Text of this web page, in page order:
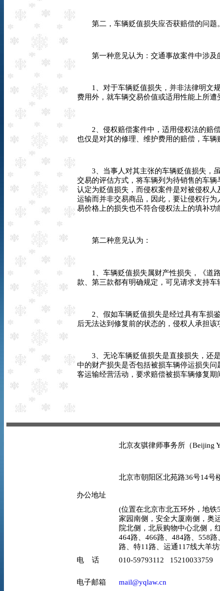
第二，车辆贬值损失应否获赔偿的问题
第一种意见认为：交通事故案件中涉及
1、对于车辆贬值损失，并非法律明文
费用外，就车辆交易价值或适用性能上所
2 、侵权赔偿案件中，适用侵权法的
也仅是对其的修理、维护费用的赔偿，车
3 、当事人对其主张的车辆贬值损失
交易的评估方式，将车辆列为待销售的车
认定为贬值损失，而侵权案件是对被侵权
运输而并非交易商品，因此，要让侵权行
易价格上的损失也不符合侵权法上的填补功
第二种意见认为：
1
、车辆贬值损失属财产性损失，《
款、第三款都有明确规定，可见请求支持
2 、假如车辆贬值损失是经过具有车
后无法达到修复前的状态的，侵权人承担该
3、无论车辆贬值损失是直接损失，还
中的财产损失是否包括被损车辆停运损失
客运输经营活动，要求赔偿被损车辆修复
办公地址
北京友骐律师事务所（Beijing
北京市朝阳区北苑路36号14号
(位置在北京市北五环外，地
家园南侧，安全大厦南侧，奥
院北侧，北辰购物中心北侧，
464路、466路、484路、558
路、特11路、运通117线大羊
电 话
010-59793112 15210033759
电子邮箱
mail@yqlaw.cn